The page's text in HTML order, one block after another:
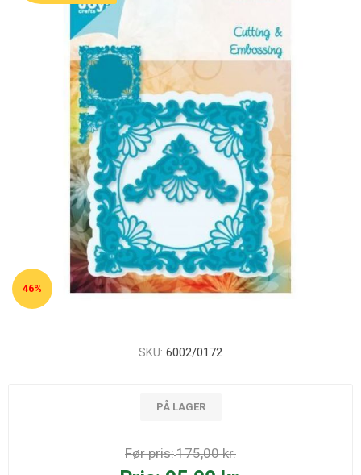
46%
SKU: 6002/0172
PÅ LAGER
Før pris:175,00 kr.